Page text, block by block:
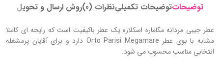
توضیحاتتوضیحات تکمیلینظرات (0) روش ارسال و تحویل
عطر جیبی مردانه مگاماره اسکلاره یک عطر باکیفیت است که رایحه ای کاملا
مشابه با بوی عطر Orto Parisi Megamare دارد و برای آقایان پرمشغله
انتخابی مناسب محسوب می شود.